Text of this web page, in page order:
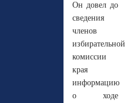
Он довел до
сведения
членов
избирательной
комиссии
края
информацию
о ходе